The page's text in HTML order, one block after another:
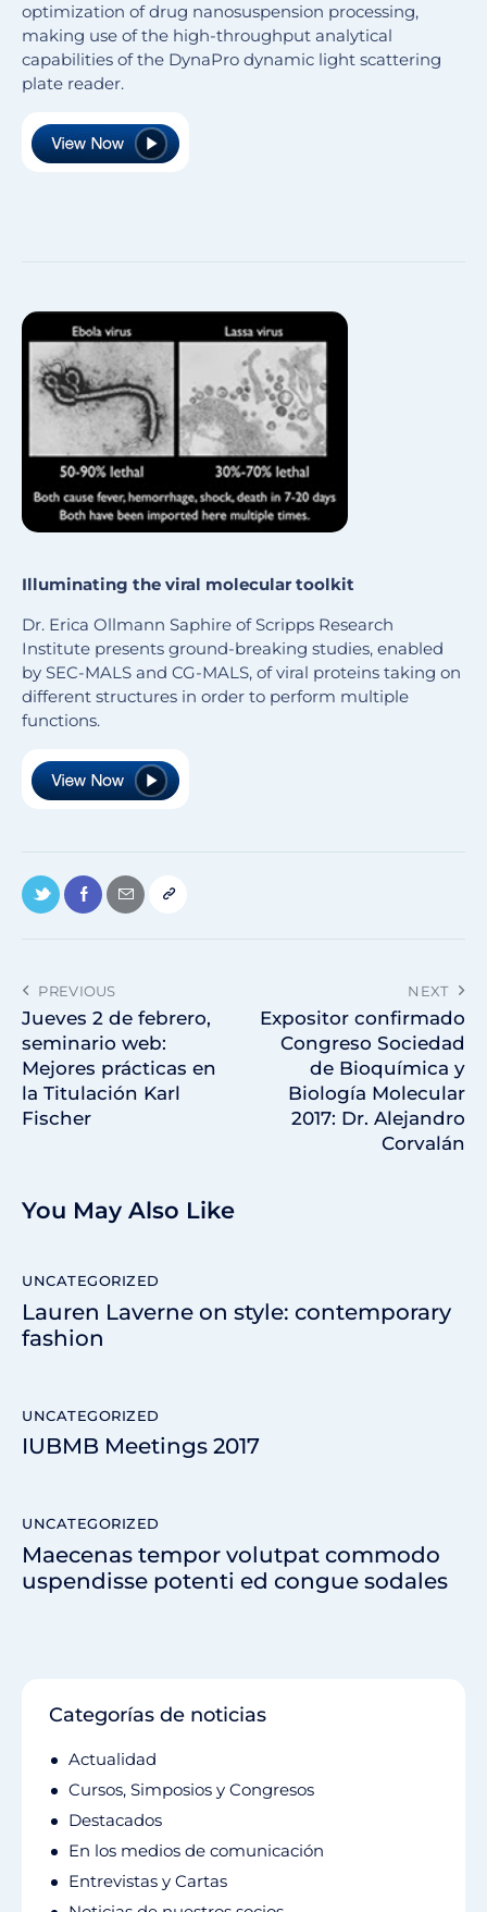
optimization of drug nanosuspension processing,
making use of the high-throughput analytical
capabilities of the DynaPro dynamic light scattering
plate reader.
Illuminating the viral molecular toolkit
Dr. Erica Ollmann Saphire of Scripps Research
Institute presents ground-breaking studies, enabled
by SEC-MALS and CG-MALS, of viral proteins taking on
different structures in order to perform multiple
functions.
PREVIOUS
Jueves 2 de febrero,
seminario web:
Mejores prácticas en
la Titulación Karl
Fischer
NEXT
Expositor confirmado
Congreso Sociedad
de Bioquímica y
Biología Molecular
2017: Dr. Alejandro
Corvalán
You May Also Like
UNCATEGORIZED
Lauren Laverne on style: contemporary
fashion
UNCATEGORIZED
IUBMB Meetings 2017
UNCATEGORIZED
Maecenas tempor volutpat commodo
uspendisse potenti ed congue sodales
Categorías de noticias
Actualidad
Cursos, Simposios y Congresos
Destacados
En los medios de comunicación
Entrevistas y Cartas